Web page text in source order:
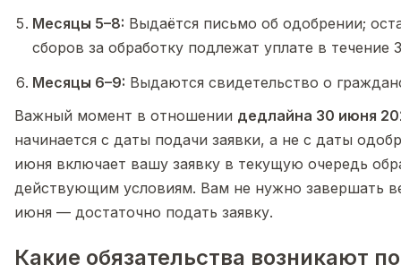
Месяцы 5–8: Выдаётся письмо об одобрении;
сборов за обработку подлежат уплате в течение
Месяцы 6–9: Выдаются свидетельство о
Важный момент в отношении дедлайна 30 июня
начинается с даты подачи заявки, а не с даты
июня включает вашу заявку в текущую очередь
действующим условиям. Вам не нужно завершать
июня — достаточно подать заявку.
Какие обязательства возникают